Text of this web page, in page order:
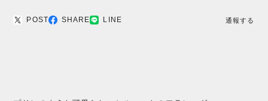
POST SHARE LINE 通報する